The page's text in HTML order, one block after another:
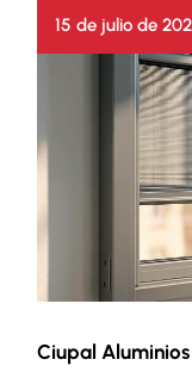
15 de julio de
Ciupal Aluminios